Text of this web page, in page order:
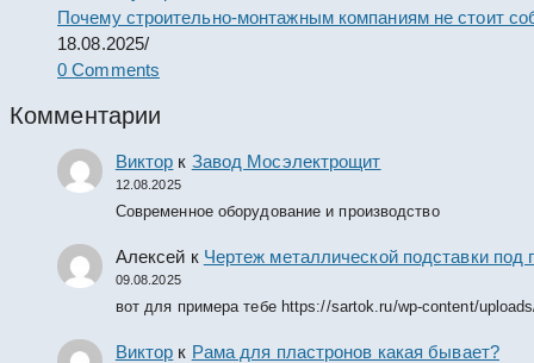
Почему строительно-монтажным компаниям не стоит
18.08.2025/
0 Comments
Комментарии
Виктор к Завод Мосэлектрощит
12.08.2025
Современное оборудование и производство
Алексей к Чертеж металлической подставки
09.08.2025
вот для примера тебе https://sartok.ru/wp-content/
Виктор к Рама для пластронов какая бывает?